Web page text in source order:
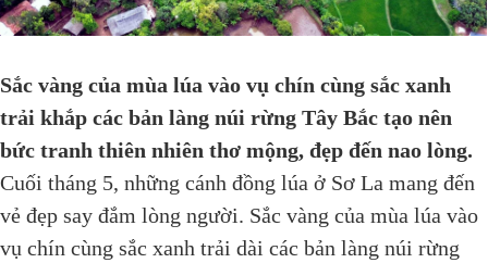
Sắc vàng của mùa lúa vào vụ chín cùng sắc xanh
trải khắp các bản làng núi rừng Tây Bắc tạo nên
bức tranh thiên nhiên thơ mộng, đẹp đến nao lòng.
Cuối tháng 5, những cánh đồng lúa ở Sơ La mang đến
vẻ đẹp say đắm lòng người. Sắc vàng của mùa lúa vào
vụ chín cùng sắc xanh trải dài các bản làng núi rừng